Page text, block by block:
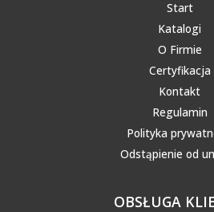
Start
Katalogi
O Firmie
Certyfikacja
Kontakt
Regulamin
Polityka
Odstąpienie od
OBSŁUGA